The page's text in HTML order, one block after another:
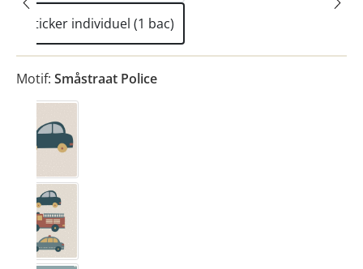
Sticker individuel (1 bac)
Motif: Småstraat Police
Voiture
Véhicules
(Cette option n'est pas disponible pour le moment.)